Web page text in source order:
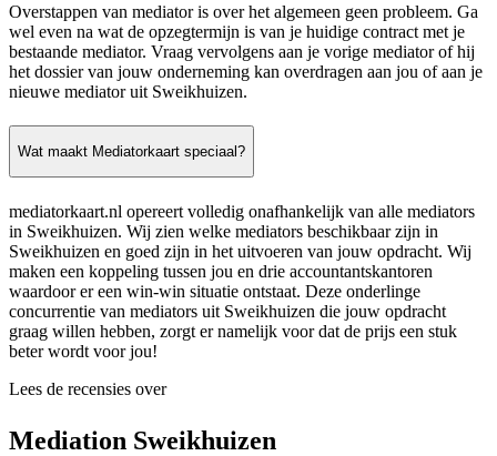
Overstappen van mediator is over het algemeen geen probleem. Ga
wel even na wat de opzegtermijn is van je huidige contract met je
bestaande mediator. Vraag vervolgens aan je vorige mediator of hij
het dossier van jouw onderneming kan overdragen aan jou of aan je
nieuwe mediator uit Sweikhuizen.
Wat maakt Mediatorkaart speciaal?
mediatorkaart.nl opereert volledig onafhankelijk van alle mediators
in Sweikhuizen. Wij zien welke mediators beschikbaar zijn in
Sweikhuizen en goed zijn in het uitvoeren van jouw opdracht. Wij
maken een koppeling tussen jou en drie accountantskantoren
waardoor er een win-win situatie ontstaat. Deze onderlinge
concurrentie van mediators uit Sweikhuizen die jouw opdracht
graag willen hebben, zorgt er namelijk voor dat de prijs een stuk
beter wordt voor jou!
Lees de recensies over
Mediation Sweikhuizen